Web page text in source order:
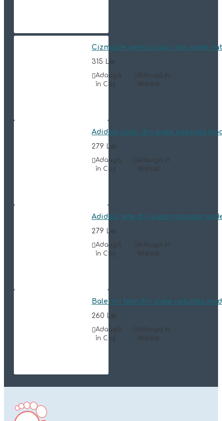
Cizmulite pentru copii din piele
315 Lei
Adaugă
în Coş
Adaugă in
Wishlist
Adidasi copii din piele naturala
279 Lei
Adaugă
în Coş
Adaugă in
Wishlist
Adidasi fete din piele naturala
279 Lei
Adaugă
în Coş
Adaugă in
Wishlist
Balerini fete din piele naturala
260 Lei
Adaugă
în Coş
Adaugă in
Wishlist